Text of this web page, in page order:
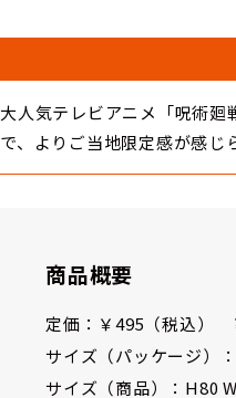
大人気テレビアニメ「呪術廻
で、よりご当地限定感が感じ
商品概要
定価：￥495（税込）
サイズ（パッケージ
サイズ（商品）：H80